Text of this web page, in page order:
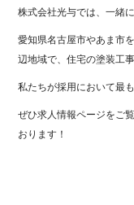
株式会社光与では、一緒
愛知県名古屋市やあま市
辺地域で、住宅の塗装工
私たちが採用において最
ぜひ求人情報ページをご
おります！